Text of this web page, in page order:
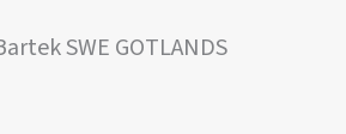
SWE GOTLANDS